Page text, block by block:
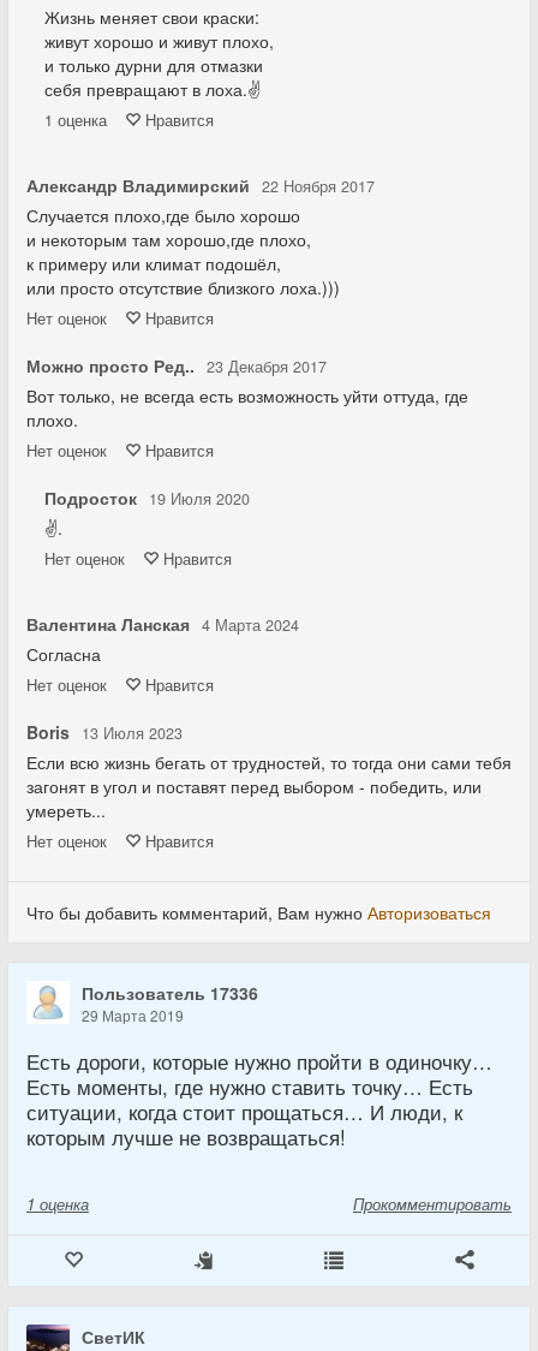
Жизнь меняет свои краски:
живут хорошо и живут плохо,
и только дурни для отмазки
себя превращают в лоха.✌
1 оценка Нравится
Александр Владимирский 22 Ноября 2017
Случается плохо,где было хорошо
и некоторым там хорошо,где плохо,
к примеру или климат подошёл,
или просто отсутствие близкого лоха.)))
Нет оценок Нравится
Можно просто Ред.. 23 Декабря 2017
Вот только, не всегда есть возможность уйти оттуда, где
плохо.
Нет оценок Нравится
Подросток 19 Июля 2020
✌.
Нет оценок Нравится
Валентина Ланская 4 Марта 2024
Согласна
Нет оценок Нравится
Boris 13 Июля 2023
Если всю жизнь бегать от трудностей, то тогда они сами тебя
загонят в угол и поставят перед выбором - победить, или
умереть...
Нет оценок Нравится
Что бы добавить комментарий, Вам нужно Авторизоваться
Пользователь 17336
29 Марта 2019
Есть дороги, которые нужно пройти в одиночку…
Есть моменты, где нужно ставить точку… Есть
ситуации, когда стоит прощаться… И люди, к
которым лучше не возвращаться!
1 оценка Прокомментировать
СветИК